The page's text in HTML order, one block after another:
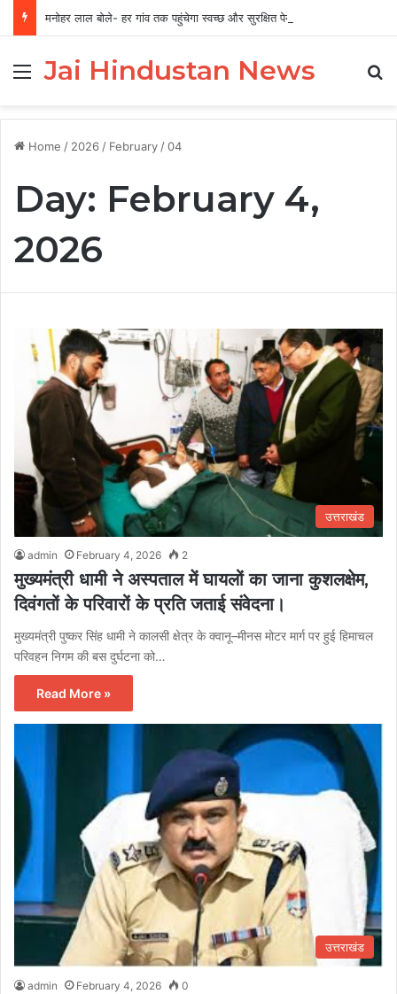
मनोहर लाल बोले- हर गांव तक पहुंचेगा स्वच्छ और सुरक्षित पेयजल
Menu
Jai Hindustan News
Home / 2026 / February /04
Day: February 4,
2026
उत्तराखंड
admin February 4, 2026 2
मुख्यमंत्री धामी ने अस्पताल में घायलों का जाना कुशलक्षेम,
दिवंगतों के परिवारों के प्रति जताई संवेदना।
मुख्यमंत्री पुष्कर सिंह धामी ने कालसी क्षेत्र के क्वानू–मीनस मोटर मार्ग पर हुई हिमाचल
परिवहन निगम की बस दुर्घटना को…
Read More »
उत्तराखंड
admin February 4, 2026 0